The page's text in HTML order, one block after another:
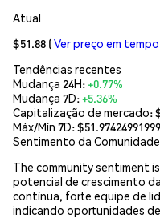
Atual
$51.88 (Ver preço em
Tendências recentes
Mudança 24H:+0.77%
Mudança 7D:+5.36%
Capitalização de mercado:
Máx/Mín 7D: $
Sentimento da Comunidade
The community sentiment
potencial de crescimento
contínua, forte equipe de
indicando oportunidades